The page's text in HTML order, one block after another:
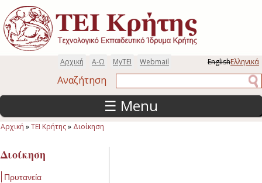
Παράκαμψη προς το κυρίως περιεχόμενο
EnglishΕλληνικά
Webmail
MyTEI
Α-Ω
Αρχική
Αναζήτηση
☰ Menu
Αρχική »ΤΕΙ Κρήτης» Διοίκηση
Διοίκηση
Πρυτανεία